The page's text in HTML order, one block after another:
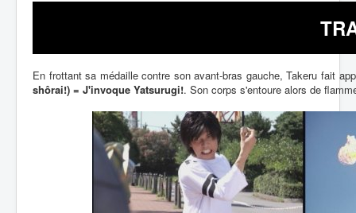
En frottant sa médaille contre son avant-bras gauche, Takeru fait
shôrai!) = J'invoque Yatsurugi!. Son corps s'entoure alors de